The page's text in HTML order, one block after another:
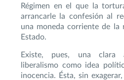
Régimen en el que la
arrancarle la confesión al
una moneda corriente de la
Estado.
Existe, pues, una clara
liberalismo como idea
inocencia. Ésta, sin